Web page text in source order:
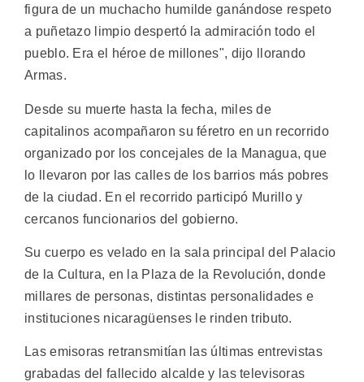
figura de un muchacho humilde ganándose respeto
a puñetazo limpio despertó la admiración todo el
pueblo. Era el héroe de millones", dijo llorando
Armas.
Desde su muerte hasta la fecha, miles de
capitalinos acompañaron su féretro en un recorrido
organizado por los concejales de la Managua, que
lo llevaron por las calles de los barrios más pobres
de la ciudad. En el recorrido participó Murillo y
cercanos funcionarios del gobierno.
Su cuerpo es velado en la sala principal del Palacio
de la Cultura, en la Plaza de la Revolución, donde
millares de personas, distintas personalidades e
instituciones nicaragüenses le rinden tributo.
Las emisoras retransmitían las últimas entrevistas
grabadas del fallecido alcalde y las televisoras